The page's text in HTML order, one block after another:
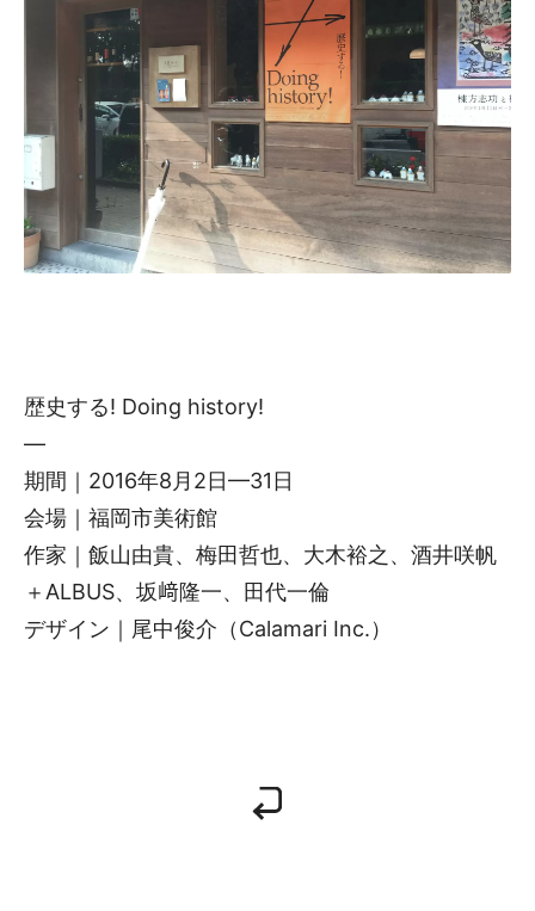
歴史する! Doing history!
—
期間｜2016年8月2日—31日
会場｜福岡市美術館
作家｜飯山由貴、梅田哲也、大木裕之、酒井咲帆
＋ALBUS、坂﨑隆一、田代一倫
デザイン｜尾中俊介（Calamari Inc.）